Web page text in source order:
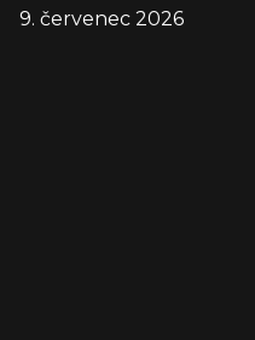
9. červenec 2026